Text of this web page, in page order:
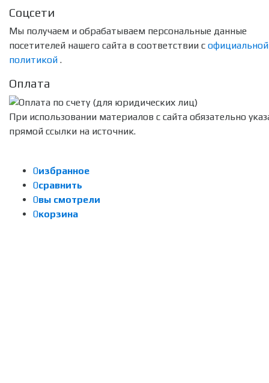
Соцсети
Мы получаем и обрабатываем персональные данные
посетителей нашего сайта в соответствии с официальной
политикой .
Оплата
При использовании материалов с сайта обязательно
прямой ссылки на источник.
0избранное
0сравнить
0вы смотрели
0корзина